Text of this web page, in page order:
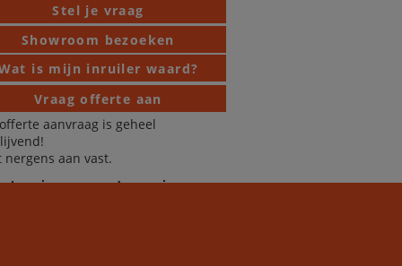
Stel je vraag
Showroom bezoeken
is mijn inruiler waard?
Vraag offerte aan
aanvraag is geheel
nergens aan vast.
je graag verder aan jouw